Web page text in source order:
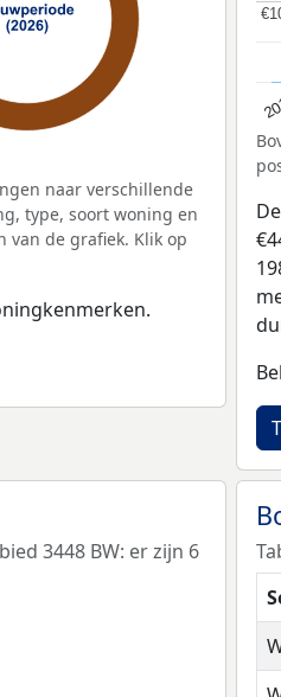
naar verschillende
type, soort woning en
van de grafiek. Klik op
3448 BW: er zijn 6